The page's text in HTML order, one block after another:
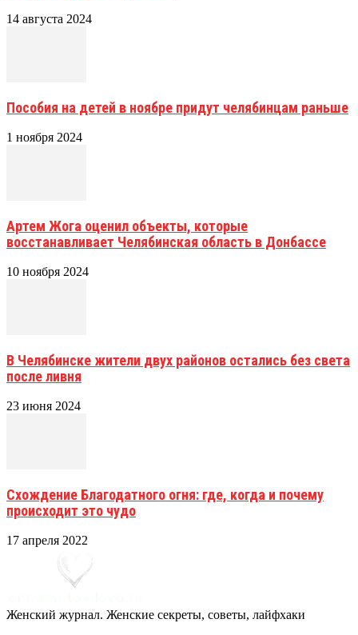
14 августа 2024
Пособия на детей в ноябре придут челябинцам раньше
1 ноября 2024
Артем Жога оценил объекты, которые
восстанавливает Челябинская область в Донбассе
10 ноября 2024
В Челябинске жители двух районов остались без света
после ливня
23 июня 2024
Схождение Благодатного огня: где, когда и почему
происходит это чудо
17 апреля 2022
Женский журнал. Женские секреты, советы, лайфхаки